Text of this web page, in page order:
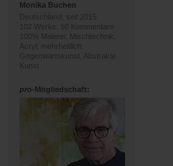
Monika Buchen
Deutschland, seit 2015
102 Werke, 50 Kommentare
100% Malerei; Mischtechnik,
Acryl; mehrheitlich:
Gegenwartskunst, Abstrakte
Kunst
pro-Mitgliedschaft: